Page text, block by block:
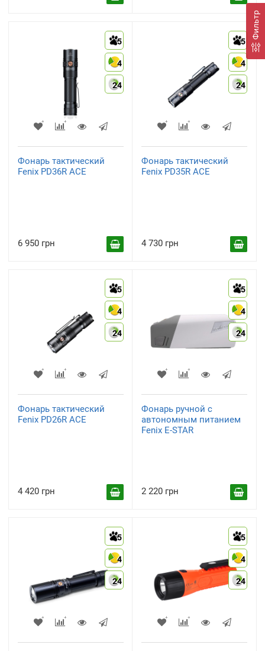
Фильтр
5
4
24
Фонарь тактический
Fenix PD36R ACE
6 950 грн
5
4
24
Фонарь тактический
Fenix PD35R ACE
4 730 грн
5
4
24
Фонарь тактический
Fenix PD26R ACE
4 420 грн
5
4
24
Фонарь ручной с
автономным питанием
Fenix E-STAR
2 220 грн
5
4
24
5
4
24